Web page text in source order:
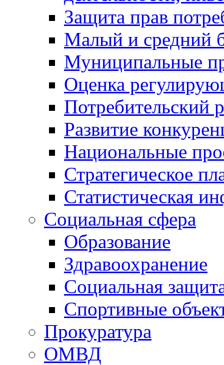
Защита прав
Малый и средний
Муниципальные
Оценка
Потребительский
Развитие
Национальные
Стратегическое
Статистическая
Социальная сфера
Образование
Здравоохранение
Социальная
Спортивные
Прокуратура
ОМВД